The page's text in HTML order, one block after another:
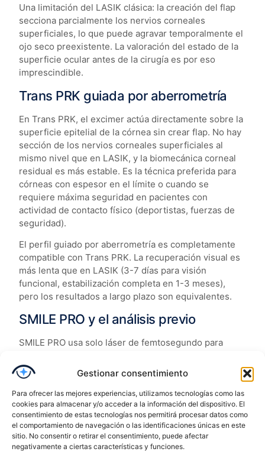
Gestionar consentimiento
Para ofrecer las mejores experiencias, utilizamos tecnologías como las
cookies para almacenar y/o acceder a la información del dispositivo. El
consentimiento de estas tecnologías nos permitirá procesar datos como
el comportamiento de navegación o las identificaciones únicas en este
sitio. No consentir o retirar el consentimiento, puede afectar
negativamente a ciertas características y funciones.
Una limitación del LASIK clásica: la creación del flap
secciona parcialmente los nervios corneales
superficiales, lo que puede agravar temporalmente el
ojo seco preexistente. La valoración del estado de la
superficie ocular antes de la cirugía es por eso
imprescindible.
Trans PRK guiada por aberrometría
En Trans PRK, el excimer actúa directamente sobre la
superficie epitelial de la córnea sin crear flap. No hay
sección de los nervios corneales superficiales al
mismo nivel que en LASIK, y la biomecánica corneal
residual es más estable. Es la técnica preferida para
córneas con espesor en el límite o cuando se
requiere máxima seguridad en pacientes con
actividad de contacto físico (deportistas, fuerzas de
seguridad).
El perfil guiado por aberrometría es completamente
compatible con Trans PRK. La recuperación visual es
más lenta que en LASIK (3-7 días para visión
funcional, estabilización completa en 1-3 meses),
pero los resultados a largo plazo son equivalentes.
SMILE PRO y el análisis previo
SMILE PRO usa solo láser de femtosegundo para
sin flap. El perfil de ablación tiene características
específicas del lentículo que son propias de esta
técnica. La aberrometría, en este caso, forma parte
del estudio diagnóstico previo para validar la
candidatura y planificar la intervención, junto con
topografía y OCT corneal. Puedes comparar las
diferencias entre técnicas en detalle en el artículo